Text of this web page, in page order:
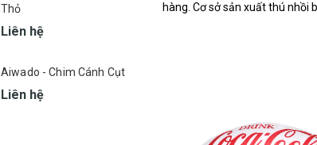
hàng. Cơ sở sản xuất thú nhồi
Thỏ
Liên hệ
Aiwado - Chim Cánh Cụt
Liên hệ